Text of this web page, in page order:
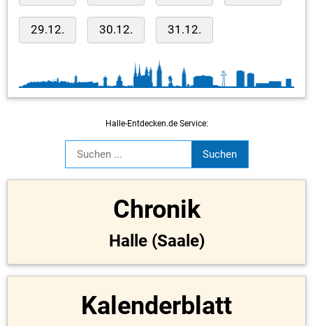
29.12. 30.12. 31.12.
Halle-Entdecken.de Service:
Chronik
Halle (Saale)
Kalenderblatt